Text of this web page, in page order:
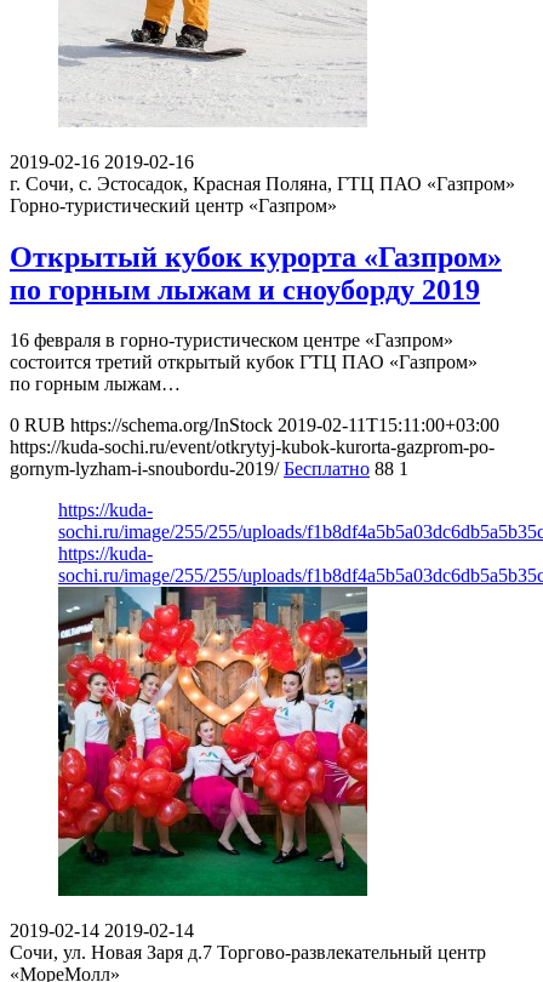
2019-02-16 2019-02-16
г. Сочи, с. Эстосадок, Красная Поляна, ГТЦ ПАО «Газпром»
Горно-туристический центр «Газпром»
Открытый кубок курорта «Газпром»
по горным лыжам и сноуборду 2019
16 февраля в горно-туристическом центре «Газпром»
состоится третий открытый кубок ГТЦ ПАО «Газпром»
по горным лыжам…
0 RUB https://schema.org/InStock 2019-02-11T15:11:00+03:00
https://kuda-sochi.ru/event/otkrytyj-kubok-kurorta-gazprom-po-
gornym-lyzham-i-snoubordu-2019/ Бесплатно 88 1
https://kuda-
sochi.ru/image/255/255/uploads/
https://kuda-
sochi.ru/image/255/255/uploads/
2019-02-14 2019-02-14
Сочи, ул. Новая Заря д.7 Торгово-развлекательный центр
«МореМолл»